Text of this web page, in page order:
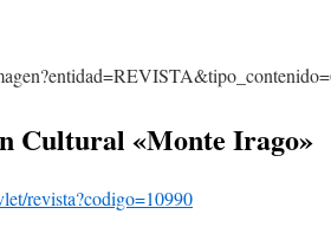
Cultural «Monte Irago»
revista?codigo=10990